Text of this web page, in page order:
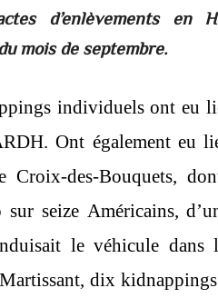
d’enlèvements en
mois de septembre.
individuels ont eu
Ont également eu
Croix-des-Bouquets,
seize Américains,
le véhicule dans
dix